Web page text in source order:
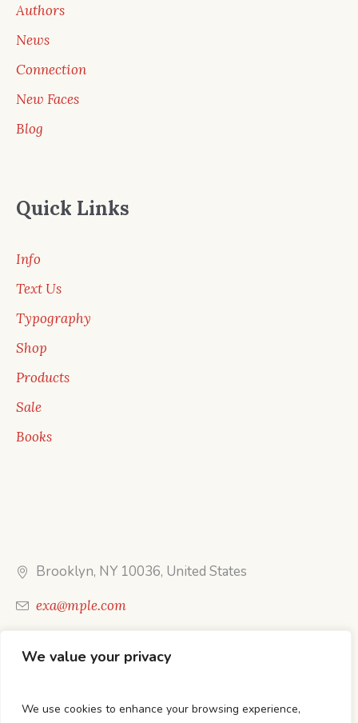
We value your privacy
We use cookies to enhance your browsing experience,
Authors
News
Connection
New Faces
Blog
Quick Links
Info
Text Us
Typography
Shop
Products
Sale
Books
Brooklyn, NY 10036, United States
exa@mple.com